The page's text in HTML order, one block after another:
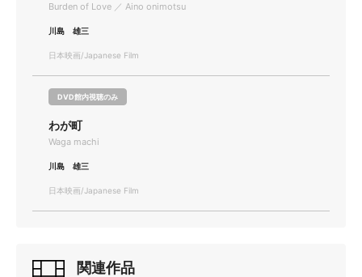
Burden of Love ／ Aino onimotsu
川島 雄三
日本映画/Japanese Film
DVD館内視聴のみ
わが町
Waga machi
川島 雄三
日本映画/Japanese Film
関連作品